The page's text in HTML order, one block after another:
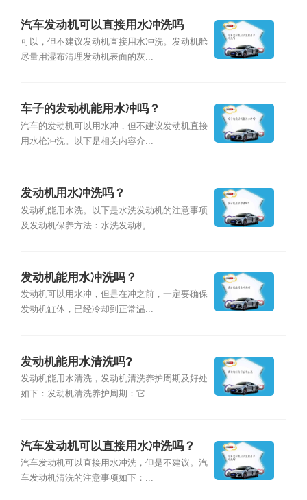
汽车发动机可以直接用水冲洗吗
可以，但不建议发动机直接用水冲洗。发动机舱
尽量用湿布清理发动机表面的灰...
车子的发动机能用水冲吗？
汽车的发动机可以用水冲，但不建议发动机直接
用水枪冲洗。以下是相关内容介...
发动机用水冲洗吗？
发动机能用水洗。以下是水洗发动机的注意事项
及发动机保养方法：水洗发动机...
发动机能用水冲洗吗？
发动机可以用水冲，但是在冲之前，一定要确保
发动机缸体，已经冷却到正常温...
发动机能用水清洗吗?
发动机能用水清洗，发动机清洗养护周期及好处
如下：发动机清洗养护周期：它...
汽车发动机可以直接用水冲洗吗？
汽车发动机可以直接用水冲洗，但是不建议。汽
车发动机清洗的注意事项如下：...